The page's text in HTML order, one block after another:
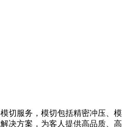
切服务，模切包括精密冲压、模
决方案，为客人提供高品质、高